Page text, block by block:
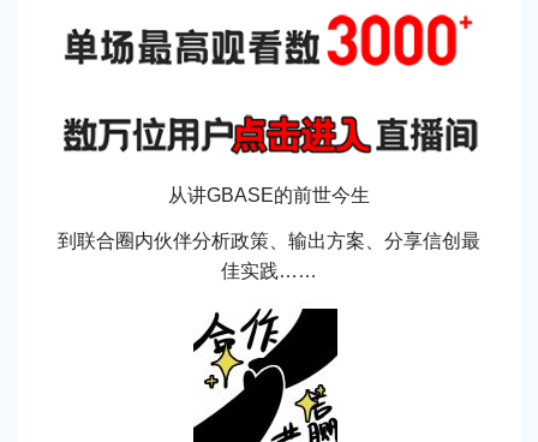
从讲GBASE的前世今生
到联合圈内伙伴分析政策、输出方案、分享信创最
佳实践……